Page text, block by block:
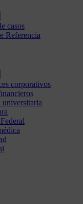
casos
Referencia
corporativos
universitaria